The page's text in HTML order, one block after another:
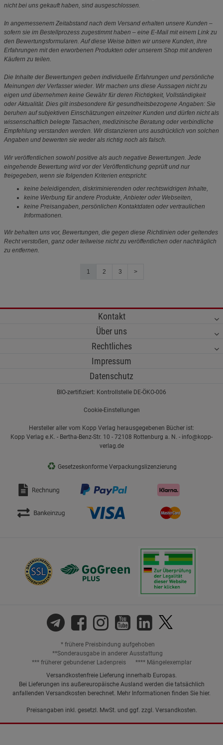
nicht bei uns gekauft haben, sind ausgeschlossen.
In angemessenem Zeitabstand nach dem Versand erhalten unsere Kunden –
sofern sie im Bestellprozess zugestimmt haben – eine E-Mail mit einem Link zu
den Bewertungsformularen. Auf diese Weise bitten wir unsere Kunden, ihre
Erfahrungen mit den erworbenen Produkten oder unserem Shop mit anderen
Käufern zu teilen.
Die Inhalte der Bewertungen geben individuelle Erfahrungen und persönliche
Meinungen der Verfasser wieder. Wir machen uns diese Aussagen nicht zu
eigen und übernehmen keine Gewähr für deren Richtigkeit, Vollständigkeit
oder Aktualität. Dies gilt insbesondere für gesundheitsbezogene Angaben: Sie
beruhen auf subjektiven Einschätzungen einzelner Kunden und dürfen nicht als
wissenschaftlich belegte Tatsachen, medizinische Beratung oder verbindliche
Empfehlung verstanden werden. Wir distanzieren uns ausdrücklich von solchen
Angaben und bewerten sie weder als richtig noch als falsch.
Wir veröffentlichen sowohl positive als auch negative Bewertungen. Jede
eingehende Bewertung wird vor der Veröffentlichung geprüft und nur
freigegeben, wenn sie folgenden Kriterien entspricht:
keine beleidigenden, diskriminierenden oder rechtswidrigen Inhalte,
keine Werbung für andere Produkte, Anbieter oder Webseiten,
keine Preisangaben, persönlichen Kontaktdaten oder vertraulichen
Informationen.
Wir behalten uns vor, Bewertungen, die gegen diese Richtlinien oder geltendes
Recht verstoßen, ganz oder teilweise nicht zu veröffentlichen oder nachträglich
zu entfernen.
1 2 3 >
Kontakt
Über uns
Rechtliches
Impressum
Datenschutz
BIO-zertifiziert: Kontrollstelle DE-ÖKO-006
Cookie-Einstellungen
Hersteller aller vom Kopp Verlag herausgegebenen Bücher ist:
Kopp Verlag e.K. - Bertha-Benz-Str. 10 - 72108 Rottenburg a. N. - info@kopp-
verlag.de
♻ Gesetzeskonforme Verpackungslizenzierung
* frühere Preisbindung aufgehoben
**Sonderausgabe in anderer Ausstattung
*** früherer gebundener Ladenpreis
**** Mängelexemplar
Versandkostenfreie Lieferung innerhalb Europas.
Bei Lieferungen ins außereuropäische Ausland werden die tatsächlich
anfallenden Versandkosten berechnet. Mehr Informationen finden Sie hier.
Preisangaben inkl. gesetzl. MwSt. und ggf. zzgl. Versandkosten.